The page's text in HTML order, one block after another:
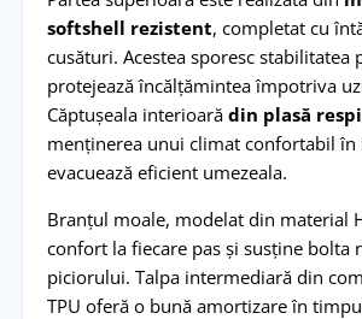
softshell rezistent, completat cu
cusături. Acestea sporesc stabilitatea
protejează încălțămintea împotriva
Căptușeala interioară din plasă
menținerea unui climat confortabil în
evacuează eficient umezeala.
Branțul moale, modelat din material
confort la fiecare pas și susține bolta
piciorului. Talpa intermediară din
TPU oferă o bună amortizare în